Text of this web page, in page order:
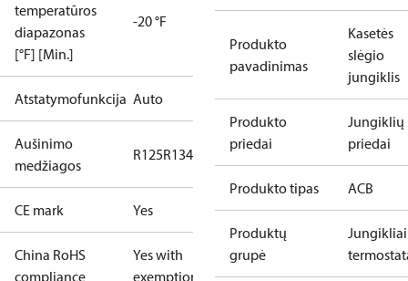
temperatūros
diapazonas
[°F] [Min.]
-20 °F
Atstatymofunkcija Auto
Aušinimo
medžiagos
R125R134a R404AR407C R410A
CE mark Yes
China RoHS
compliance
Yes with
exemptions
Produkto
pavadinimas
Kasetės
slėgio
jungiklis
Produkto
priedai
Jungiklių
priedai
Produkto tipas ACB
Produktų
grupė